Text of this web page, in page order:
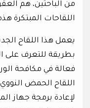
من الباحثين، هم
اللقاحات المبتكرة
يعمل هذا اللقاح
بطريقة للتعرف على
فعالة في مكافحة
اللقاح الحمض
لإعادة برمجة جهاز